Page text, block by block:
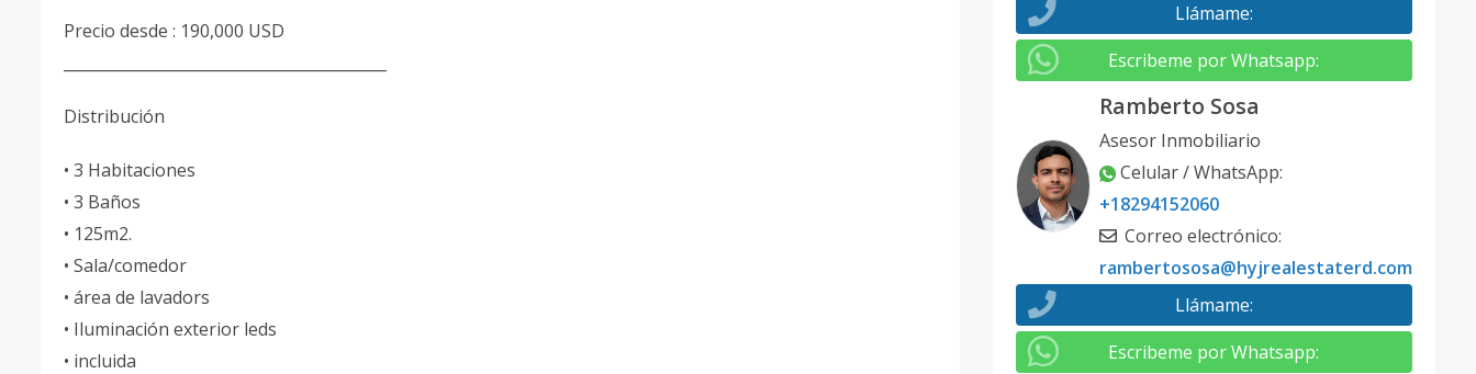
Precio desde : 190,000 USD
Distribución
• 3 Habitaciones
• 3 Baños
• 125m2.
• Sala/comedor
• área de lavadors
• Iluminación exterior leds
• incluida
Llámame:
Escribeme por Whatsapp:
Ramberto Sosa
Asesor Inmobiliario
Celular / WhatsApp:
+18294152060
Correo electrónico:
rambertososa@hyjrealestaterd.com
Llámame:
Escribeme por Whatsapp: